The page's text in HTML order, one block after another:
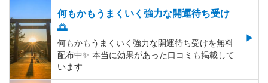
何もかもうまくいく強力な開運待ち受け
🌅
何もかもうまくいく強力な開運待ち受けを無料
配布中✨️ 本当に効果があった口コミも掲載して
います